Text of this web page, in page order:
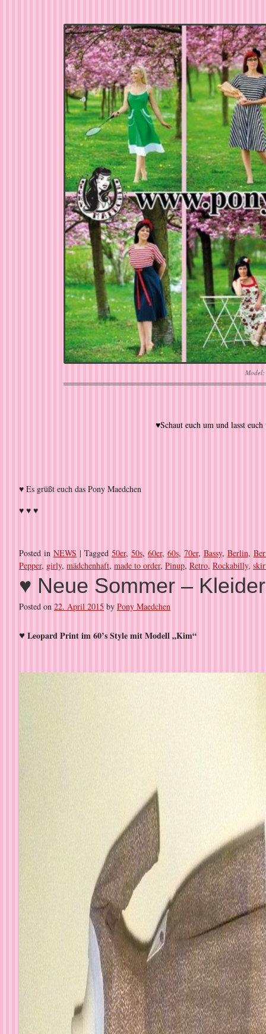
Model:
♥Schaut euch um und lasst
♥ Es grüßt euch das Pony Maedchen
♥ ♥ ♥
Posted in NEWS | Tagged 50er, 50s, 60er, 60s, 70er, Bassy, Berlin,
Pepper, girly, mädchenhaft, made to order, Pinup, Retro, Rockabilly,
♥ Neue Sommer –
Posted on 22. April 2015 by Pony Maedchen
♥Leopard Print im 60’s Style mit Modell „Kim“